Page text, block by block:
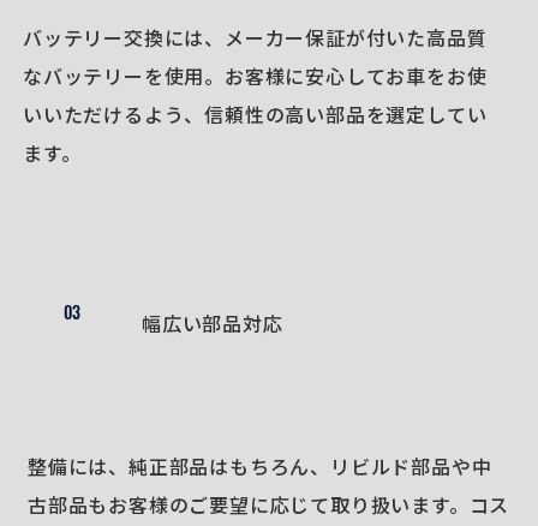
バッテリー交換には、メーカー保証が付いた高品質
なバッテリーを使用。お客様に安心してお車をお使
いいただけるよう、信頼性の高い部品を選定してい
ます。
03 幅広い部品対応
整備には、純正部品はもちろん、リビルド部品や中
古部品もお客様のご要望に応じて取り扱います。コス